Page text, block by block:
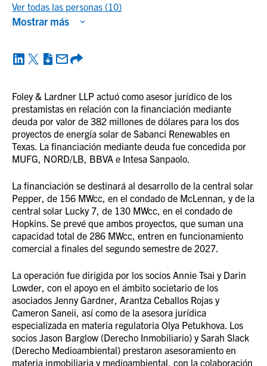
Foley & Lardner LLP actuó como asesor jurídico de los
prestamistas en relación con la financiación mediante
deuda por valor de 382 millones de dólares para los dos
proyectos de energía solar de Sabanci Renewables en
Texas. La financiación mediante deuda fue concedida por
MUFG, NORD/LB, BBVA e Intesa Sanpaolo.
La financiación se destinará al desarrollo de la central solar
Pepper, de 156 MWcc, en el condado de McLennan, y de la
central solar Lucky 7, de 130 MWcc, en el condado de
Hopkins. Se prevé que ambos proyectos, que suman una
capacidad total de 286 MWcc, entren en funcionamiento
comercial a finales del segundo semestre de 2027.
La operación fue dirigida por los socios Annie Tsai y Darin
Lowder, con el apoyo en el ámbito societario de los
asociados Jenny Gardner, Arantza Ceballos Rojas y
Cameron Saneii, así como de la asesora jurídica
especializada en materia regulatoria Olya Petukhova. Los
socios Jason Barglow (Derecho Inmobiliario) y Sarah Slack
(Derecho Medioambiental) prestaron asesoramiento en
materia inmobiliaria y medioambiental, con la colaboración
Ver todas las personas (10)
Mostrar más